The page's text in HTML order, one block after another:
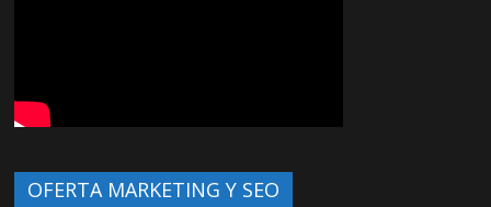
OFERTA MARKETING Y SEO